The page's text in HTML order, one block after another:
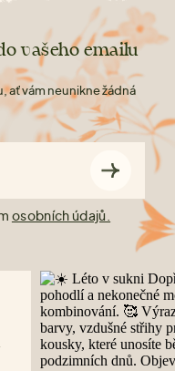
vašeho emailu
vám neunikne žádná
osobních údajů.